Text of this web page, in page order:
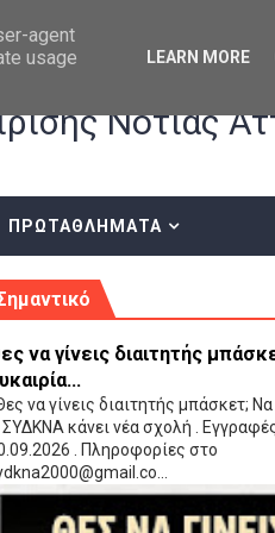
οδηγίες επί του
(VIDEO)
Νότιας
ΠΡΩΤΑΘΛΗΜΑΤΑ
να γίνεις διαιτητής
να γίνεις διαιτητής μπάσκετ; Να
κάνει νέα σχολή .
. Πληροφορίες στο
agent
usage
LEARN MORE